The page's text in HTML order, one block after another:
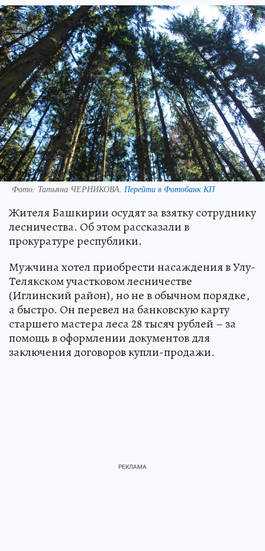
Фото: Татьяна ЧЕРНИКОВА. Перейти в Фотобанк КП
Жителя Башкирии осудят за взятку сотруднику
лесничества. Об этом рассказали в
прокуратуре республики.
Мужчина хотел приобрести насаждения в Улу-
Телякском участковом лесничестве
(Иглинский район), но не в обычном порядке,
а быстро. Он перевел на банковскую карту
старшего мастера леса 28 тысяч рублей – за
помощь в оформлении документов для
заключения договоров купли-продажи.